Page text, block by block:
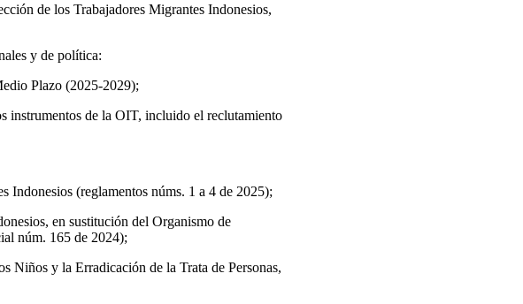
de los Trabajadores Migrantes Indonesios,
y de política:
Plazo (2025-2029);
instrumentos de la OIT, incluido el reclutamiento
Indonesios (reglamentos núms. 1 a 4 de 2025);
en sustitución del Organismo de
núm. 165 de 2024);
Niños y la Erradicación de la Trata de Personas,